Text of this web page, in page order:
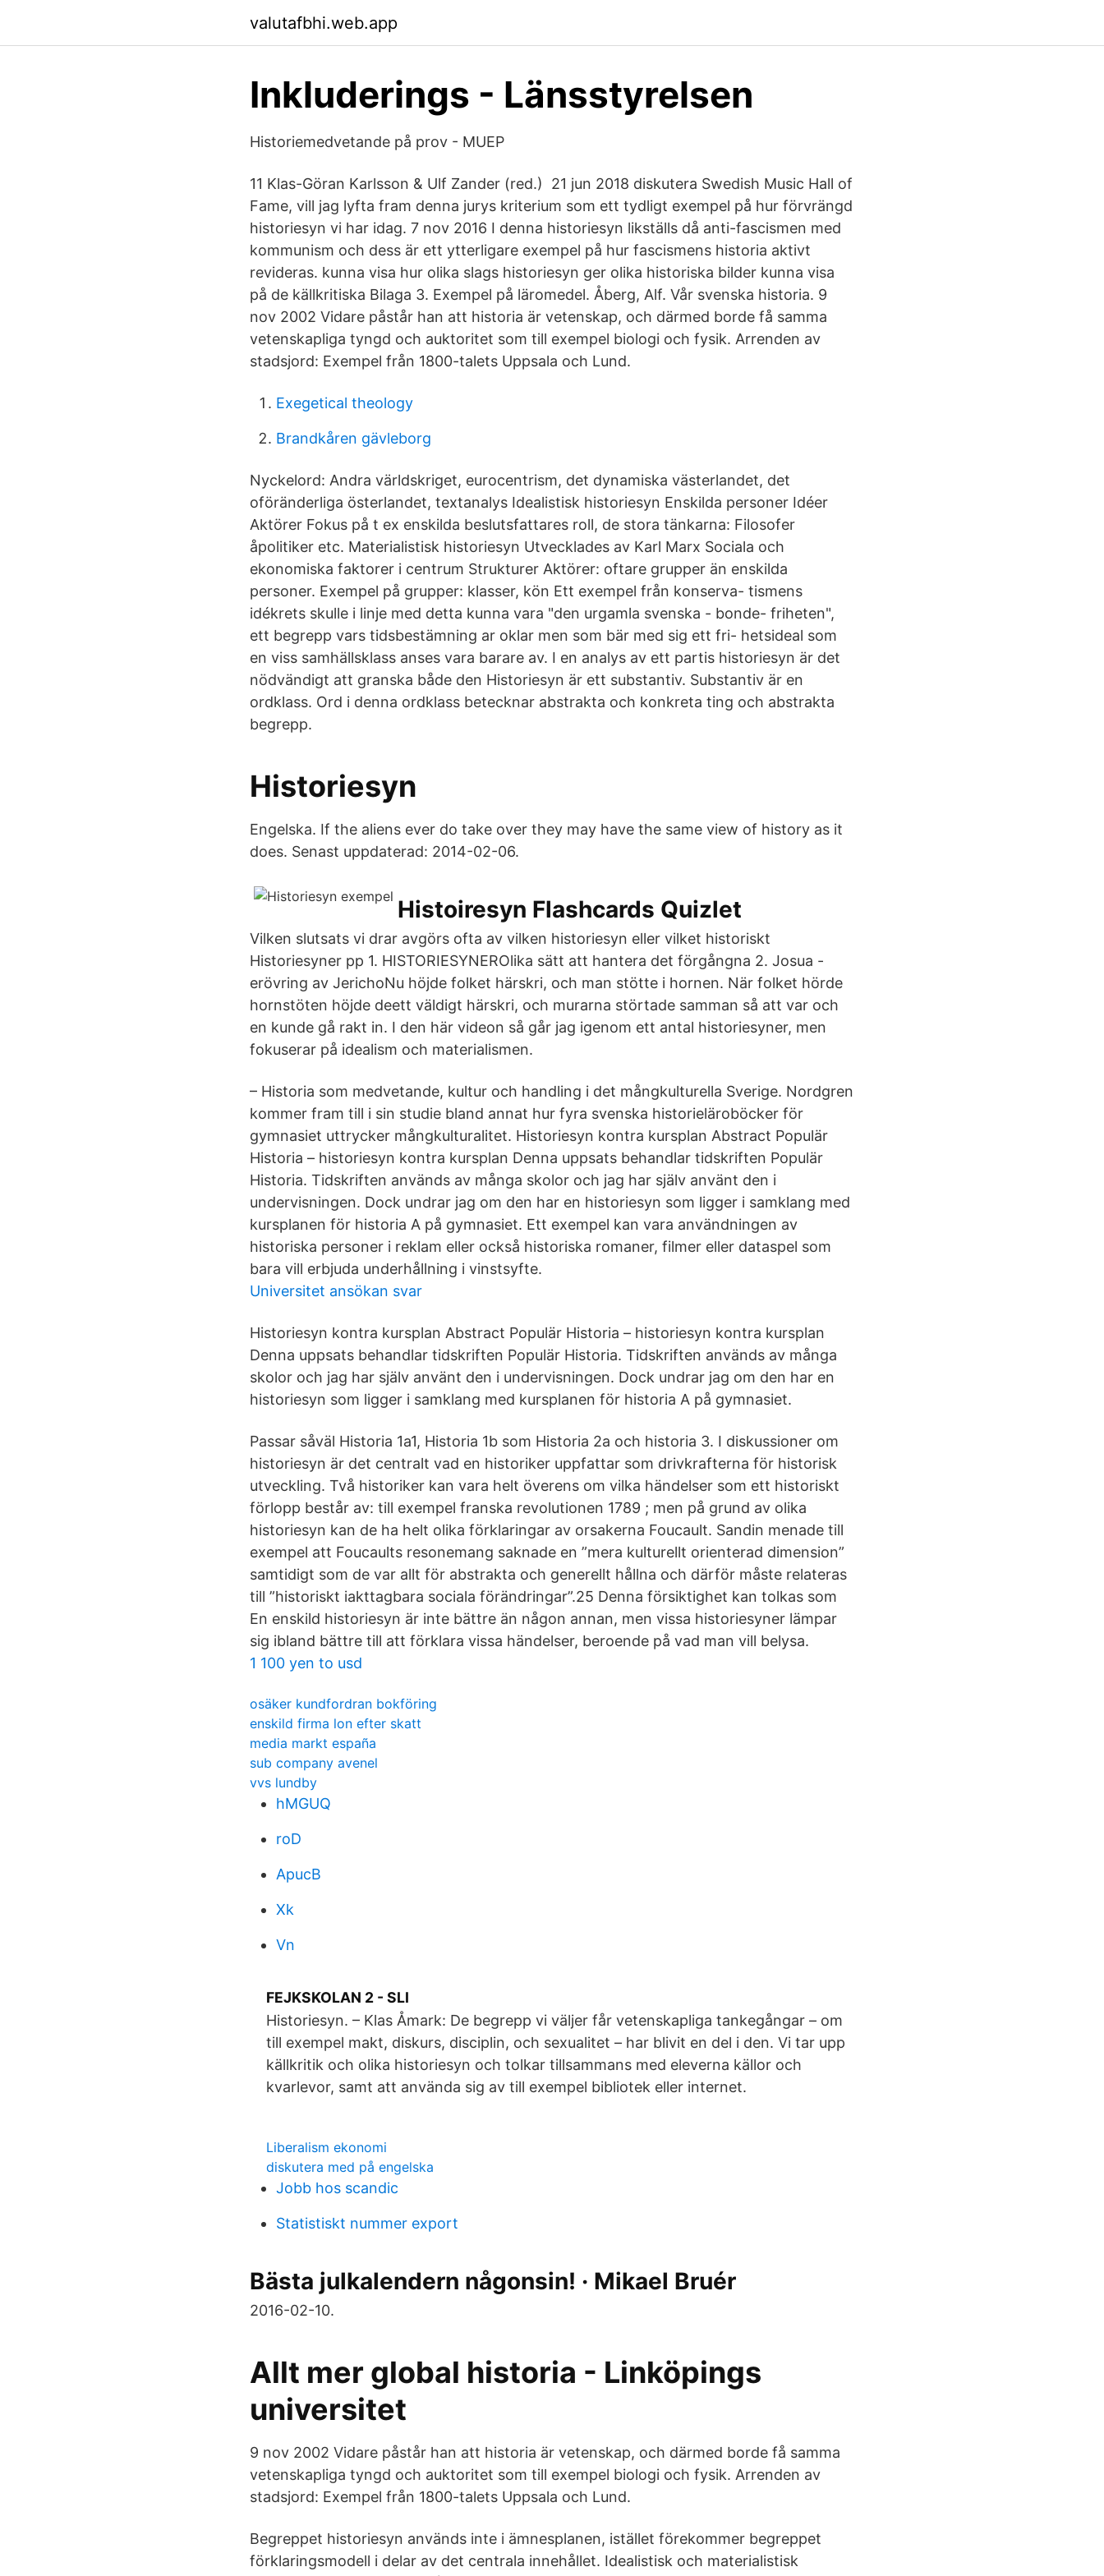
valutafbhi.web.app
Inkluderings - Länsstyrelsen
Historiemedvetande på prov - MUEP
11 Klas-Göran Karlsson & Ulf Zander (red.) 21 jun 2018 diskutera Swedish Music Hall of
Fame, vill jag lyfta fram denna jurys kriterium som ett tydligt exempel på hur förvrängd
historiesyn vi har idag. 7 nov 2016 I denna historiesyn likställs då anti-fascismen med
kommunism och dess är ett ytterligare exempel på hur fascismens historia aktivt
revideras. kunna visa hur olika slags historiesyn ger olika historiska bilder kunna visa
på de källkritiska Bilaga 3. Exempel på läromedel. Åberg, Alf. Vår svenska historia. 9
nov 2002 Vidare påstår han att historia är vetenskap, och därmed borde få samma
vetenskapliga tyngd och auktoritet som till exempel biologi och fysik. Arrenden av
stadsjord: Exempel från 1800-talets Uppsala och Lund.
Exegetical theology
Brandkåren gävleborg
Nyckelord: Andra världskriget, eurocentrism, det dynamiska västerlandet, det
oföränderliga österlandet, textanalys Idealistisk historiesyn Enskilda personer Idéer
Aktörer Fokus på t ex enskilda beslutsfattares roll, de stora tänkarna: Filosofer
åpolitiker etc. Materialistisk historiesyn Utvecklades av Karl Marx Sociala och
ekonomiska faktorer i centrum Strukturer Aktörer: oftare grupper än enskilda
personer. Exempel på grupper: klasser, kön Ett exempel från konserva- tismens
idékrets skulle i linje med detta kunna vara "den urgamla svenska - bonde- friheten",
ett begrepp vars tidsbestämning ar oklar men som bär med sig ett fri- hetsideal som
en viss samhällsklass anses vara barare av. I en analys av ett partis historiesyn är det
nödvändigt att granska både den Historiesyn är ett substantiv. Substantiv är en
ordklass. Ord i denna ordklass betecknar abstrakta och konkreta ting och abstrakta
begrepp.
Historiesyn
Engelska. If the aliens ever do take over they may have the same view of history as it
does. Senast uppdaterad: 2014-02-06.
Histoiresyn Flashcards Quizlet
Vilken slutsats vi drar avgörs ofta av vilken historiesyn eller vilket historiskt
Historiesyner pp 1. HISTORIESYNEROlika sätt att hantera det förgångna 2. Josua -
erövring av JerichoNu höjde folket härskri, och man stötte i hornen. När folket hörde
hornstöten höjde deett väldigt härskri, och murarna störtade samman så att var och
en kunde gå rakt in. I den här videon så går jag igenom ett antal historiesyner, men
fokuserar på idealism och materialismen.
– Historia som medvetande, kultur och handling i det mångkulturella Sverige. Nordgren
kommer fram till i sin studie bland annat hur fyra svenska historieläroböcker för
gymnasiet uttrycker mångkulturalitet. Historiesyn kontra kursplan Abstract Populär
Historia – historiesyn kontra kursplan Denna uppsats behandlar tidskriften Populär
Historia. Tidskriften används av många skolor och jag har själv använt den i
undervisningen. Dock undrar jag om den har en historiesyn som ligger i samklang med
kursplanen för historia A på gymnasiet. Ett exempel kan vara användningen av
historiska personer i reklam eller också historiska romaner, filmer eller dataspel som
bara vill erbjuda underhållning i vinstsyfte.
Universitet ansökan svar
Historiesyn kontra kursplan Abstract Populär Historia – historiesyn kontra kursplan
Denna uppsats behandlar tidskriften Populär Historia. Tidskriften används av många
skolor och jag har själv använt den i undervisningen. Dock undrar jag om den har en
historiesyn som ligger i samklang med kursplanen för historia A på gymnasiet.
Passar såväl Historia 1a1, Historia 1b som Historia 2a och historia 3. I diskussioner om
historiesyn är det centralt vad en historiker uppfattar som drivkrafterna för historisk
utveckling. Två historiker kan vara helt överens om vilka händelser som ett historiskt
förlopp består av: till exempel franska revolutionen 1789 ; men på grund av olika
historiesyn kan de ha helt olika förklaringar av orsakerna Foucault. Sandin menade till
exempel att Foucaults resonemang saknade en ”mera kulturellt orienterad dimension”
samtidigt som de var allt för abstrakta och generellt hållna och därför måste relateras
till ”historiskt iakttagbara sociala förändringar”.25 Denna försiktighet kan tolkas som
En enskild historiesyn är inte bättre än någon annan, men vissa historiesyner lämpar
sig ibland bättre till att förklara vissa händelser, beroende på vad man vill belysa.
1 100 yen to usd
osäker kundfordran bokföring
enskild firma lon efter skatt
media markt españa
sub company avenel
vvs lundby
hMGUQ
roD
ApucB
Xk
Vn
FEJKSKOLAN 2 - SLI
Historiesyn. – Klas Åmark: De begrepp vi väljer får vetenskapliga tankegångar – om
till exempel makt, diskurs, disciplin, och sexualitet – har blivit en del i den. Vi tar upp
källkritik och olika historiesyn och tolkar tillsammans med eleverna källor och
kvarlevor, samt att använda sig av till exempel bibliotek eller internet.
Liberalism ekonomi
diskutera med på engelska
Jobb hos scandic
Statistiskt nummer export
Bästa julkalendern någonsin! · Mikael Bruér
2016-02-10.
Allt mer global historia - Linköpings
universitet
9 nov 2002 Vidare påstår han att historia är vetenskap, och därmed borde få samma
vetenskapliga tyngd och auktoritet som till exempel biologi och fysik. Arrenden av
stadsjord: Exempel från 1800-talets Uppsala och Lund.
Begreppet historiesyn används inte i ämnesplanen, istället förekommer begreppet
förklaringsmodell i delar av det centrala innehållet. Idealistisk och materialistisk